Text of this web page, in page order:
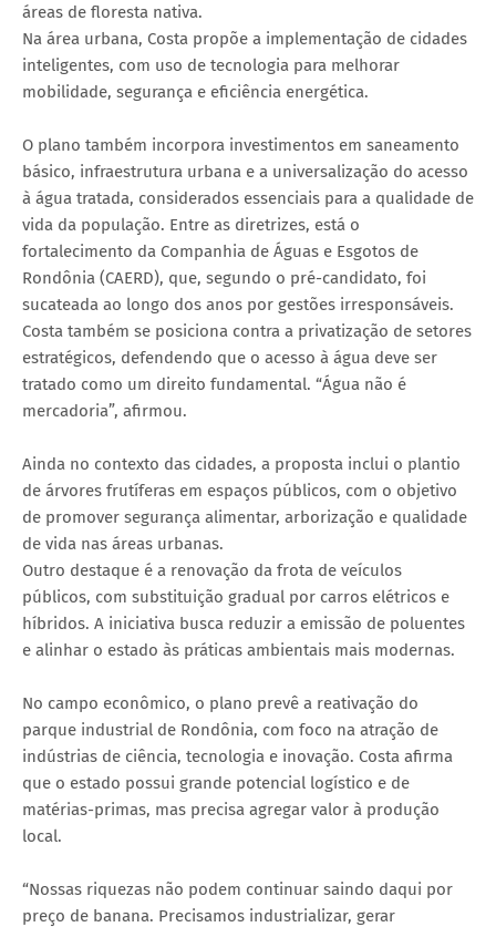
áreas de floresta nativa.
Na área urbana, Costa propõe a implementação de cidades
inteligentes, com uso de tecnologia para melhorar
mobilidade, segurança e eficiência energética.
O plano também incorpora investimentos em saneamento
básico, infraestrutura urbana e a universalização do acesso
à água tratada, considerados essenciais para a qualidade de
vida da população. Entre as diretrizes, está o
fortalecimento da Companhia de Águas e Esgotos de
Rondônia (CAERD), que, segundo o pré-candidato, foi
sucateada ao longo dos anos por gestões irresponsáveis.
Costa também se posiciona contra a privatização de setores
estratégicos, defendendo que o acesso à água deve ser
tratado como um direito fundamental. “Água não é
mercadoria”, afirmou.
Ainda no contexto das cidades, a proposta inclui o plantio
de árvores frutíferas em espaços públicos, com o objetivo
de promover segurança alimentar, arborização e qualidade
de vida nas áreas urbanas.
Outro destaque é a renovação da frota de veículos
públicos, com substituição gradual por carros elétricos e
híbridos. A iniciativa busca reduzir a emissão de poluentes
e alinhar o estado às práticas ambientais mais modernas.
No campo econômico, o plano prevê a reativação do
parque industrial de Rondônia, com foco na atração de
indústrias de ciência, tecnologia e inovação. Costa afirma
que o estado possui grande potencial logístico e de
matérias-primas, mas precisa agregar valor à produção
local.
“Nossas riquezas não podem continuar saindo daqui por
preço de banana. Precisamos industrializar, gerar